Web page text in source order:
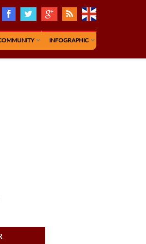
INFOGRAPHIC